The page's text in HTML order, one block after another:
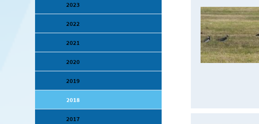
2023
2022
2021
2020
2019
2018
2017